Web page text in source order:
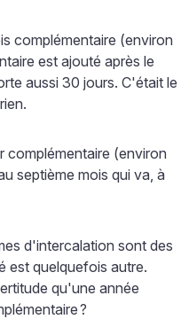
complémentaire (environ
est ajouté après le
aussi 30 jours. C'était le
complémentaire (environ
septième mois qui va, à
d'intercalation sont des
est quelquefois autre.
qu'une année
?